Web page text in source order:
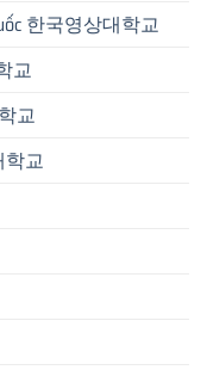
한국영상대학교
교
교
학교